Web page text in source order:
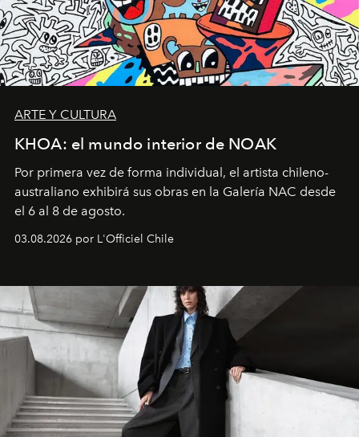
ARTE Y CULTURA
KHOA: el mundo interior de NOAK
Por primera vez de forma individual, el artista chileno-
australiano exhibirá sus obras en la Galería NAC desde
el 6 al 8 de agosto.
03.08.2026 por L'Officiel Chile